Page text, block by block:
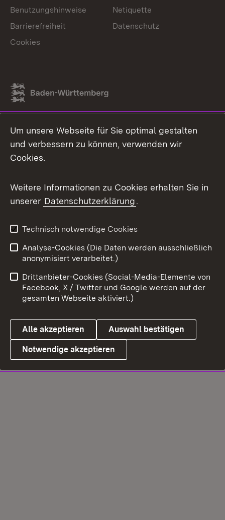
Link zum Landesportal
Benutzungshinweise
Netiquette
Barrierefreiheit
Datenschutz
Cookies
Um unsere Webseite für Sie optimal gestalten
und verbessern zu können, verwenden wir
Cookies.
Weitere Informationen zu Cookies erhalten Sie in
unserer Datenschutzerklärung.
Technisch notwendige Cookies
Analyse-Cookies (Die Daten werden ausschließlich
anonymisiert verarbeitet.)
Drittanbieter-Cookies (Social-Media-Elemente von
Facebook, X / Twitter und Google werden auf der
gesamten Webseite aktiviert.)
Alle akzeptieren Auswahl bestätigen
Notwendige akzeptieren